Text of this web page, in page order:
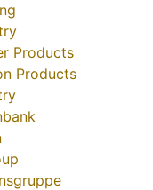
Products
Products